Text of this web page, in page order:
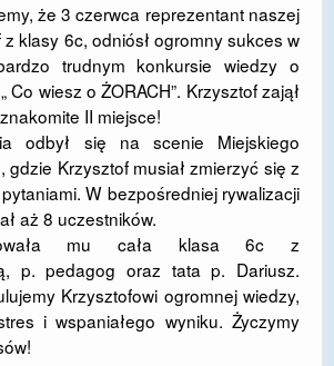
I UCZNIÓW
że 3 czerwca reprezentant naszej
z klasy 6c, odniósł ogromny sukces w
trudnym konkursie wiedzy o
Co wiesz o ŻORACH”. Krzysztof zajął
II miejsce!
odbył się na scenie Miejskiego
gdzie Krzysztof musiał zmierzyć się z
W bezpośredniej rywalizacji
aż 8 uczestników.
mu cała klasa 6c z
p. pedagog oraz tata p. Dariusz.
Krzysztofowi ogromnej wiedzy,
i wspaniałego wyniku. Życzymy